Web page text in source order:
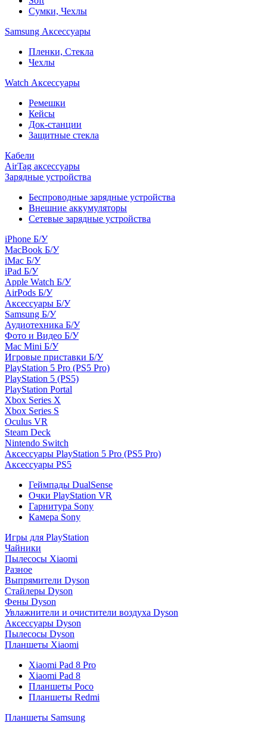
Сумки, Чехлы
Samsung Аксессуары
Пленки, Стекла
Чехлы
Watch Аксессуары
Ремешки
Кейсы
Док-станции
Защитные стекла
Кабели
AirTag аксессуары
Зарядные устройства
Беспроводные зарядные устройства
Внешние аккумуляторы
Сетевые зарядные устройства
iPhone Б/У
MacBook Б/У
iMac Б/У
iPad Б/У
Apple Watch Б/У
AirPods Б/У
Аксессуары Б/У
Samsung Б/У
Аудиотехника Б/У
Фото и Видео Б/У
Mac Mini Б/У
Игровые приставки Б/У
PlayStation 5 Pro (PS5 Pro)
PlayStation 5 (PS5)
PlayStation Portal
Xbox Series X
Xbox Series S
Oculus VR
Steam Deck
Nintendo Switch
Аксессуары PlayStation 5 Pro (PS5 Pro)
Аксессуары PS5
Геймпады DualSense
Очки PlayStation VR
Гарнитура Sony
Камера Sony
Игры для PlayStation
Чайники
Пылесосы Xiaomi
Разное
Выпрямители Dyson
Стайлеры Dyson
Фены Dyson
Увлажнители и очистители воздуха Dyson
Аксессуары Dyson
Пылесосы Dyson
Планшеты Xiaomi
Xiaomi Pad 8 Pro
Xiaomi Pad 8
Планшеты Poco
Планшеты Redmi
Планшеты Samsung